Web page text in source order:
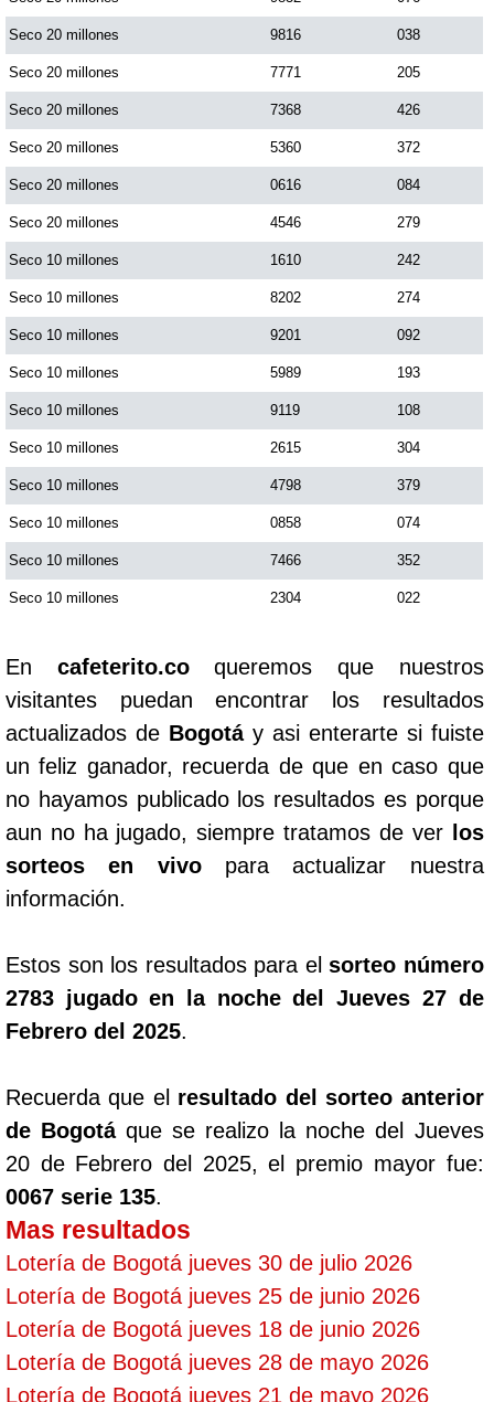
Seco 20 millones 9816 038
Seco 20 millones 7771 205
Seco 20 millones 7368 426
Seco 20 millones 5360 372
Seco 20 millones 0616 084
Seco 20 millones 4546 279
Seco 10 millones 1610 242
Seco 10 millones 8202 274
Seco 10 millones 9201 092
Seco 10 millones 5989 193
Seco 10 millones 9119 108
Seco 10 millones 2615 304
Seco 10 millones 4798 379
Seco 10 millones 0858 074
Seco 10 millones 7466 352
Seco 10 millones 2304 022
En cafeterito.coqueremos que nuestros
visitantes puedan encontrar los resultados
actualizados de Bogotáy asi enterarte si fuiste
un feliz ganador, recuerda de que en caso que
no hayamos publicado los resultados es porque
aun no ha jugado, siempre tratamos de ver
los
sorteos en vivopara actualizar nuestra
información.
Estos son los resultados para elsorteo número
2783 jugado en la noche del Jueves 27 de
Febrero del 2025.
Recuerda que el resultado del sorteo anterior
de Bogotáque se realizo la noche del Jueves
20 de Febrero del 2025, el premio mayor fue:
0067 serie 135.
Mas resultados
Lotería de Bogotá jueves 30 de julio 2026
Lotería de Bogotá jueves 25 de junio 2026
Lotería de Bogotá jueves 18 de junio 2026
Lotería de Bogotá jueves 28 de mayo 2026
Lotería de Bogotá jueves 21 de mayo 2026